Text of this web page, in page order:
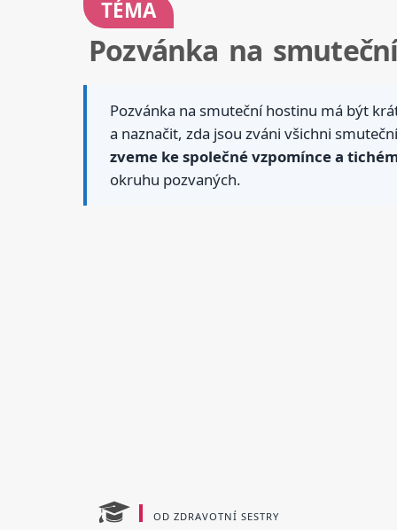
TÉMA
Pozvánka na
Pozvánka na smuteční hostinu má být
a naznačit, zda jsou zváni všichni
zveme ke společné vzpomínce a
okruhu pozvaných.
OD ZDRAVOTNÍ SESTRY